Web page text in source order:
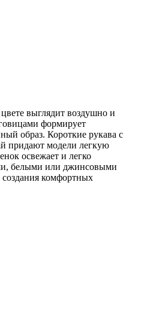
выглядит воздушно и
формирует
образ. Короткие рукава с
придают модели легкую
освежает и легко
белыми или джинсовыми
создания комфортных